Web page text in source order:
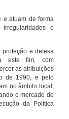
e atuam de forma
e
e defesa
este fim, com
as atribuições
de 1990, e pelo
no âmbito local,
o mercado de
da Política